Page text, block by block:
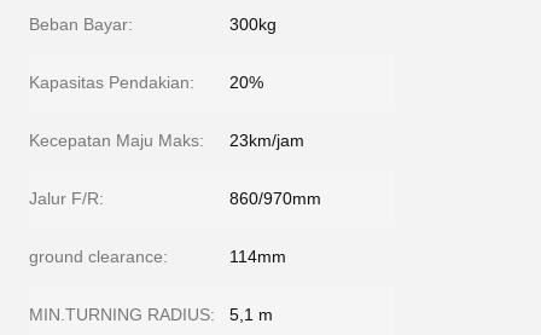
Beban Bayar: 300kg
Kapasitas Pendakian: 20%
Kecepatan Maju Maks: 23km/jam
Jalur F/R: 860/970mm
ground clearance: 114mm
MIN.TURNING RADIUS: 5,1 m